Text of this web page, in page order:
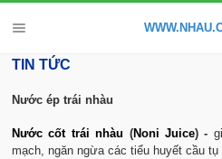
TIN TỨC
Nước ép trái nhàu
Nước cốt trái nhàu (Noni Juice) -
mạch, ngăn ngừa các tiểu huyết cầu